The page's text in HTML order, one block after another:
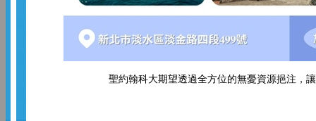
聖約翰科大期望透過全方位的無憂資源挹注，